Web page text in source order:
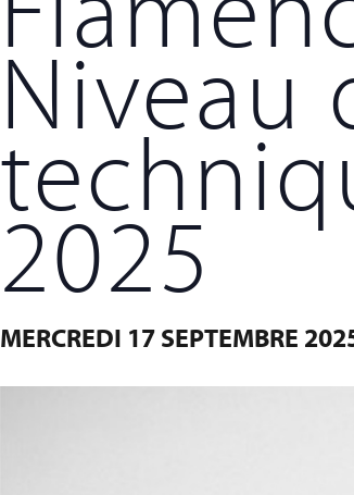
2025
MERCREDI 17 SEPTEMBRE